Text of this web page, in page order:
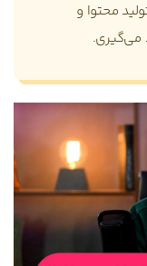
محتوا و
می‌گیری.